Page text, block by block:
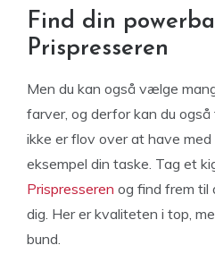
Find din
Prispresseren
Men du kan også vælge
farver, og derfor kan du også
ikke er flov over at have med
eksempel din taske. Tag et
Prispresseren og find frem til
dig. Her er kvaliteten i top,
bund.